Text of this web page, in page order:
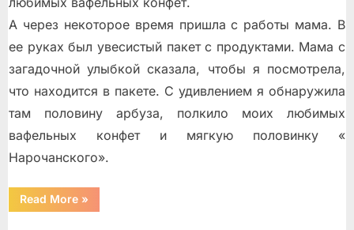
А через некоторое время пришла с работы мама. В
ее руках был увесистый пакет с продуктами. Мама с
загадочной улыбкой сказала, чтобы я посмотрела,
что находится в пакете. С удивлением я обнаружила
там половину арбуза, полкило моих любимых
вафельных конфет и мягкую половинку «
Нарочанского».
Read More“Любкины
истории”
»